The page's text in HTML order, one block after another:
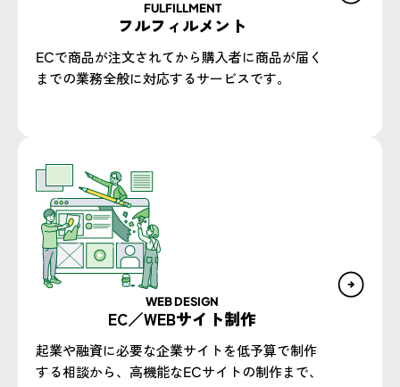
FULFILLMENT
フルフィルメント
ECで商品が注文されてから購入者に商品が届く
までの業務全般に対応するサービスです。
WEB DESIGN​
EC／WEBサイト制作​
起業や融資に必要な企業サイトを低予算で制作
する相談から、高機能なECサイトの制作まで、